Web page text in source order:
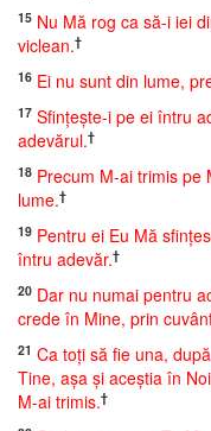
15 Nu Mă rog ca să-i iei
viclean.†
16 Ei nu sunt din lume,
17 Sfinţeşte-i pe ei întru
adevărul.†
18 Precum M-ai trimis pe
lume.†
19 Pentru ei Eu Mă
întru adevăr.†
20 Dar nu numai pentru
crede în Mine, prin
21 Ca toţi să fie una,
Tine, aşa şi aceştia în
M-ai trimis.†